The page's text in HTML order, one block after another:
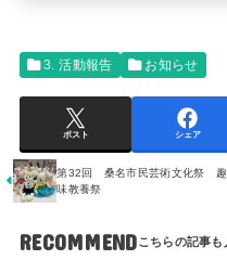
3. 活動報告 お知らせ
ポスト シェア
第32回 桑名市民芸術文化祭 趣
味教養祭
RECOMMEND